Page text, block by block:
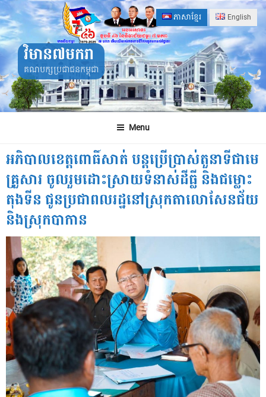
Skip
to
content
ភាសាខ្មែរ English
វិមាន៧មករា
គណបក្សប្រជាជនកម្ពុជា
Menu
អភិបាលខេត្តពោធិ៍សាត់ បន្តប្រើប្រាស់តួនាទីជាមេ
គ្រួសារ ចូលរួមដោះស្រាយទំនាស់ដីធ្លី និងជម្លោះ
តុងទីន ជូនប្រជាពលរដ្ឋនៅស្រុកតាលោសែនជ័យ
និងស្រុកបាកាន